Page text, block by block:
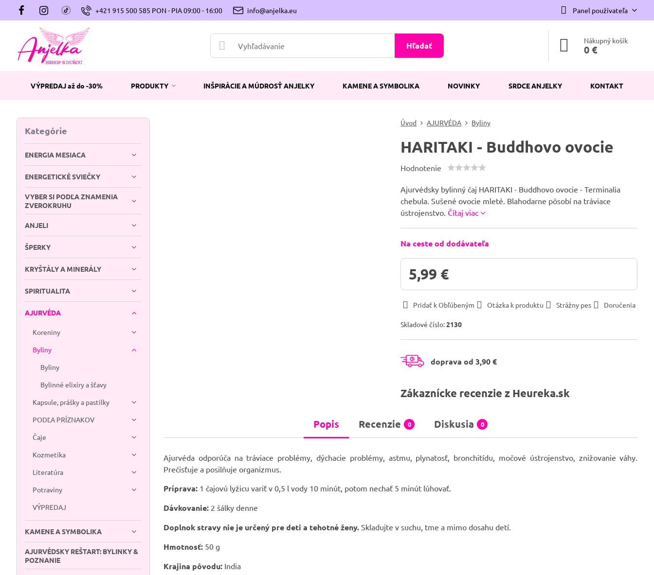
+421 915 500 585 PON - PIA 09:00 - 16:00 info@anjelka.eu Panel používateľa
Hľadať Nákupný košík
0 €
VÝPREDAJ až do -30% PRODUKTY INŠPIRÁCIE A MÚDROSŤ ANJELKY KAMENE A SYMBOLIKA NOVINKY SRDCE ANJELKY KONTAKT
Úvod AJURVÉDA Byliny
HARITAKI - Buddhovo ovocie
Hodnotenie
Ajurvédsky bylinný čaj HARITAKI - Buddhovo ovocie - Terminalia
chebula. Sušené ovocie mleté. Blahodarne pôsobí na tráviace
ústrojenstvo. Čítaj viac
Na ceste od dodávateľa
5,99 €
Pridať k Obľúbeným Otázka k produktu Strážny pes Doručenia
Skladové číslo:2130
doprava od 3,90 €
Zákaznícke recenzie z Heureka.sk
Popis Recenzie 0 Diskusia 0
Ajurvéda odporúča na tráviace problémy, dýchacie problémy, astmu, plynatosť, bronchitídu, močové ústrojenstvo, znižovanie váhy.
Prečisťuje a posilňuje organizmus.
Príprava: 1 čajovú lyžicu variť v 0,5 l vody 10 minút, potom nechať 5 minút lúhovať.
Dávkovanie: 2 šálky denne
Doplnok stravy nie je určený pre deti a tehotné ženy.Skladujte v suchu, tme a mimo dosahu detí.
Hmotnosť: 50 g
Krajina pôvodu: India
Kategórie
ENERGIA MESIACA
ENERGETICKÉ SVIEČKY
VYBER SI PODĽA ZNAMENIA
ZVEROKRUHU
ANJELI
ŠPERKY
KRYŠTÁLY A MINERÁLY
SPIRITUALITA
AJURVÉDA
Koreniny
Byliny
Byliny
Bylinné elixíry a šťavy
Kapsule, prášky a pastilky
PODĽA PRÍZNAKOV
Čaje
Kozmetika
Literatúra
Potraviny
VÝPREDAJ
KAMENE A SYMBOLIKA
AJURVÉDSKY REŠTART: BYLINKY &
POZNANIE